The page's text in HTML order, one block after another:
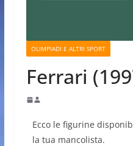
OLIMPIADI E ALTRI SPORT
Ferrari
Ecco le figurine
la tua mancolista.